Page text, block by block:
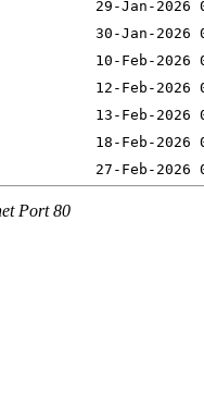
Port 80